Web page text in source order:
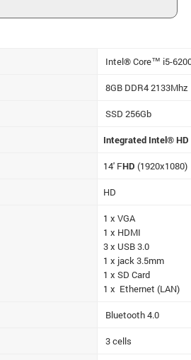
Intel® Core™ i5-
8GB DDR4 2133Mhz
SSD 256Gb
Integrated Intel® HD
14' FHD (1920x1080)
HD
1 x VGA
1 x HDMI
3 x USB 3.0
1 x jack 3.5mm
1 x SD Card
1 x Ethernet (LAN)
Bluetooth 4.0
3 cells